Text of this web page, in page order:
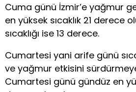
Cuma günü İzmir’e yağmur
en yüksek sıcaklık 21 derece
sıcaklığı ise 13 derece.
Cumartesi yani arife günü
ve yağmur etkisini
Cumartesi günü gündüz en